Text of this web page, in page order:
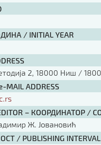
/ INITIAL YEAR
2, 18000 Ниш /
ADDRESS
– КООРДИНАТОР /
Ж. Јовановић
/ PUBLISHING INTERVAL